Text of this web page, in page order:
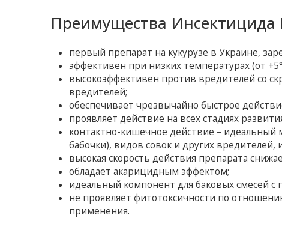
Преимущества Инсектицида
первый препарат на кукурузе в Украине,
эффективен при низких температурах (от
высокоэффективен против вредителей со
вредителей;
обеспечивает чрезвычайно быстрое
проявляет действие на всех стадиях
контактно-кишечное действие – идеальный
бабочки), видов совок и других
высокая скорость действия препарата
обладает акарицидным эффектом;
идеальный компонент для баковых смесей с
не проявляет фитотоксичности по
применения.